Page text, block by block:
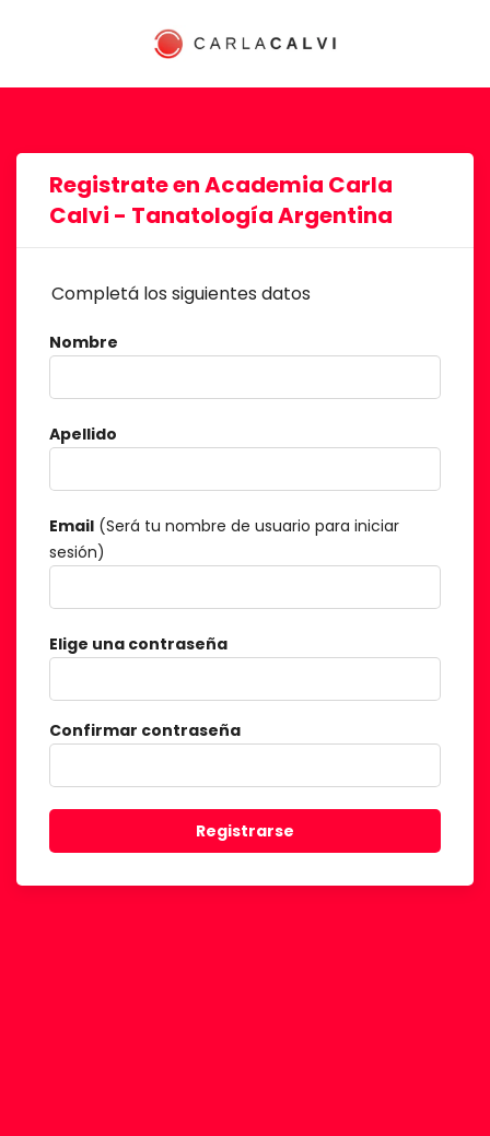
Registrate en Academia Carla
Calvi - Tanatología Argentina
Completá los siguientes datos
Nombre
Apellido
Email (Será tu nombre de usuario para iniciar
sesión)
Elige una contraseña
Confirmar contraseña
Registrarse